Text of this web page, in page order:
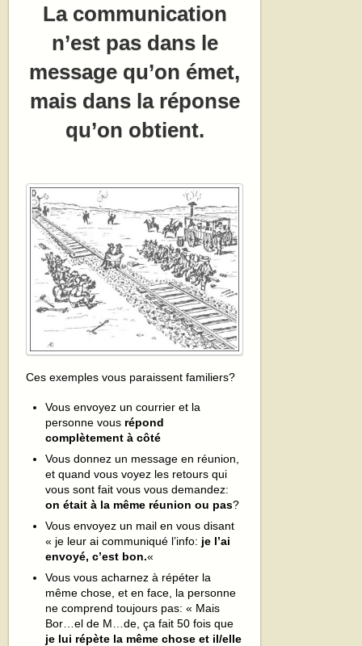
La communication
n’est pas dans le
message qu’on émet,
mais dans la réponse
qu’on obtient.
Ces exemples vous paraissent familiers?
Vous envoyez un courrier et la
personne vous répond
complètement à côté
Vous donnez un message en réunion,
et quand vous voyez les retours qui
vous sont fait vous vous demandez:
on était à la même réunion ou pas?
Vous envoyez un mail en vous disant
« je leur ai communiqué l’info: je l’ai
envoyé, c’est bon.«
Vous vous acharnez à répéter la
même chose, et en face, la personne
ne comprend toujours pas: « Mais
Bor…el de M…de, ça fait 50 fois que
je lui répète la même chose et il/elle